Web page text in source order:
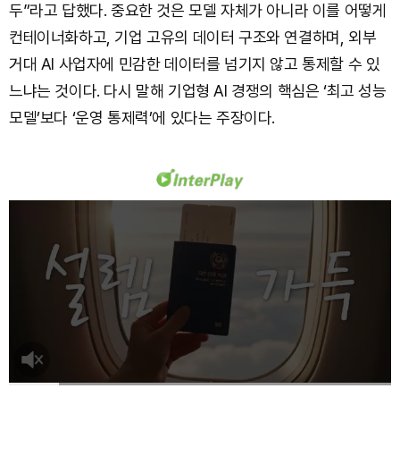
두”라고 답했다. 중요한 것은 모델 자체가 아니라 이를 어떻게
컨테이너화하고, 기업 고유의 데이터 구조와 연결하며, 외부
거대 AI 사업자에 민감한 데이터를 넘기지 않고 통제할 수 있
느냐는 것이다. 다시 말해 기업형 AI 경쟁의 핵심은 ‘최고 성능
모델’보다 ‘운영 통제력’에 있다는 주장이다.